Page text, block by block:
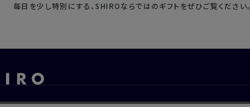
毎日を少し特別にする、SHIROならではのギフトをぜひご覧ください。